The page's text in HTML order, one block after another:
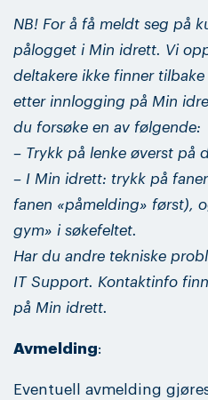
NB! For å få meldt seg på
pålogget i Min idrett. Vi
deltakere ikke finner
etter innlogging på Min
du forsøke en av følgende:
– Trykk på lenke øverst på
– I Min idrett: trykk på
fanen «påmelding» først),
gym» i søkefeltet.
Har du andre tekniske
IT Support. Kontaktinfo
på Min idrett.
Avmelding:
Eventuell avmelding